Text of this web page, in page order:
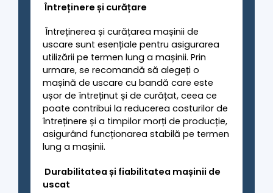
Întreținere și curățare
Întreținerea și curățarea mașinii de
uscare sunt esențiale pentru asigurarea
utilizării pe termen lung a mașinii. Prin
urmare, se recomandă să alegeți o
mașină de uscare cu bandă care este
ușor de întreținut și de curățat, ceea ce
poate contribui la reducerea costurilor de
întreținere și a timpilor morți de producție,
asigurând funcționarea stabilă pe termen
lung a mașinii.
Durabilitatea și fiabilitatea mașinii de
uscat